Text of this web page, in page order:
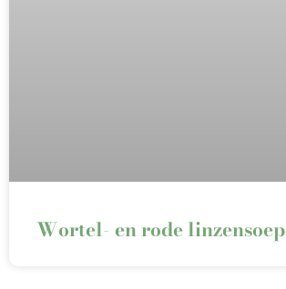
Wortel- en rode linzensoep